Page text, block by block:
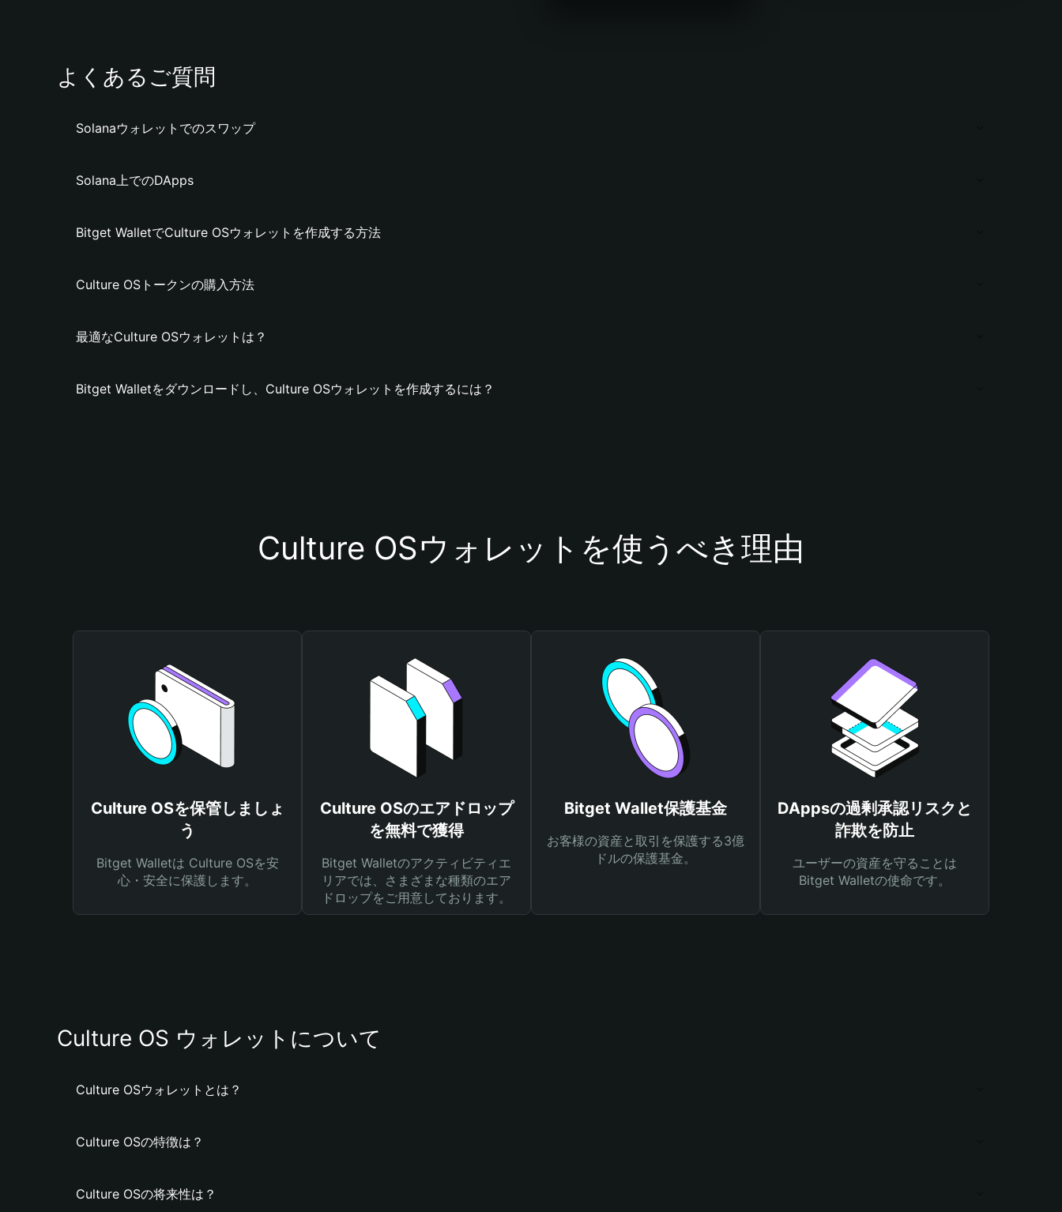
よくあるご質問
Solanaウォレットでのスワップ
Solana上でのDApps
Bitget WalletでCulture OSウォレットを作成する方法
Culture OSトークンの購入方法
最適なCulture OSウォレットは？
Bitget Walletをダウンロードし、Culture OSウォレットを作成するには？
Culture OSウォレットを使うべき理由
Culture OSを保管しましょ
う
Bitget Walletは Culture OSを安
心・安全に保護します。
Culture OSのエアドロップ
を無料で獲得
Bitget Walletのアクティビティエ
リアでは、さまざまな種類のエア
ドロップをご用意しております。
Bitget Wallet保護基金
お客様の資産と取引を保護する3億
ドルの保護基金。
DAppsの過剰承認リスクと
詐欺を防止
ユーザーの資産を守ることは
Bitget Walletの使命です。
Culture OS ウォレットについて
Culture OSウォレットとは？
Culture OSの特徴は？
Culture OSの将来性は？